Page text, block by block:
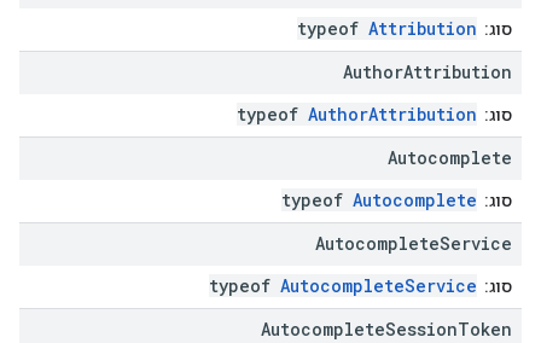
סוג: typeof Attribution
AuthorAttribution
סוג: typeof AuthorAttribution
Autocomplete
סוג: typeof Autocomplete
AutocompleteService
סוג: typeof AutocompleteService
AutocompleteSessionToken